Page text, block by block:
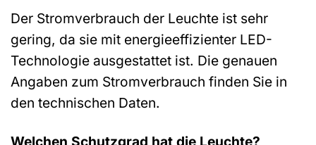
Der Stromverbrauch der Leuchte ist sehr
gering, da sie mit energieeffizienter LED-
Technologie ausgestattet ist. Die genauen
Angaben zum Stromverbrauch finden Sie in
den technischen Daten.